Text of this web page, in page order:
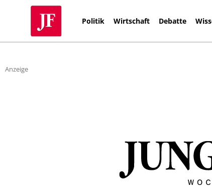
Politik Wirtschaft Debatte
Anzeige